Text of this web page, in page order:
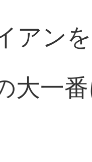
アン
大一